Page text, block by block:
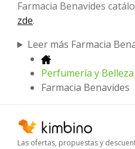
Farmacia Benavides
zde.
Leer más Farmacia
Perfumería y Belleza
Farmacia Benavides
Las ofertas, propuestas y